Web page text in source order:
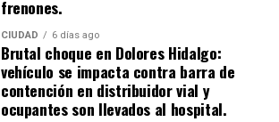
frenones.
CIUDAD 6 días ago
Brutal choque en Dolores Hidalgo:
vehículo se impacta contra barra de
contención en distribuidor vial y
ocupantes son llevados al hospital.